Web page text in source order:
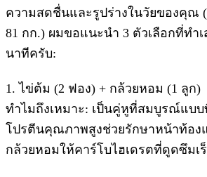
ความสดชื่นและรูปร่างในวัยของคุณ
81 กก.) ผมขอแนะนำ 3 ตัวเลือกที่ทำเ
นาทีครับ:
​1. ไข่ต้ม (2 ฟอง) + กล้วยหอม (1 ลูก)
ทำไมถึงเหมาะ: เป็นคู่หูที่สมบูรณ์แบ
โปรตีนคุณภาพสูงช่วยรักษาหน้าท้อง
กล้วยหอมให้คาร์โบไฮเดรตที่ดูดซึมเ